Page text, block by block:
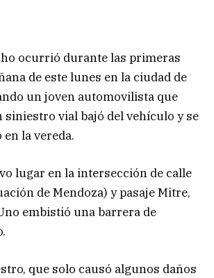
ocurrió durante las primeras
de este lunes en la ciudad de
un joven automovilista que
vial bajó del vehículo y se
la vereda.
lugar en la intersección de calle
de Mendoza) y pasaje Mitre,
embistió una barrera de
que solo causó algunos daños